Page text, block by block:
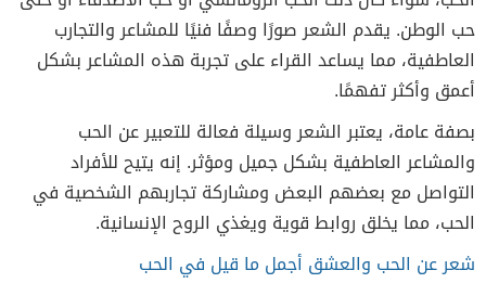
حب الوطن. يقدم الشعر صورًا وصفًا فنيًا للمشاعر والتجارب
العاطفية، مما يساعد القراء على تجربة هذه المشاعر بشكل
أعمق وأكثر تفهمًا.
بصفة عامة، يعتبر الشعر وسيلة فعالة للتعبير عن الحب
والمشاعر العاطفية بشكل جميل ومؤثر. إنه يتيح للأفراد
التواصل مع بعضهم البعض ومشاركة تجاربهم الشخصية في
الحب، مما يخلق روابط قوية ويغذي الروح الإنسانية.
شعر عن الحب والعشق أجمل ما قيل في الحب